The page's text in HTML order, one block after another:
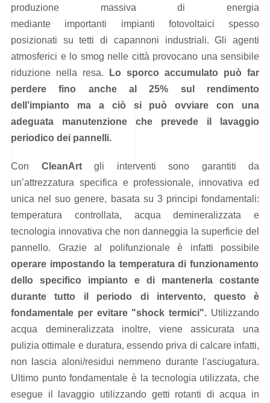
produzione massiva di energia
mediante importanti impianti fotovoltaici spesso
posizionati su tetti di capannoni industriali. Gli agenti
atmosferici e lo smog nelle città provocano una sensibile
riduzione nella resa.
Lo sporco accumulato può far
perdere fino anche al 25% sul rendimento
dell’impianto ma a ciò si può ovviare con una
adeguata manutenzione che prevede il lavaggio
periodico dei pannelli.
Con CleanArtgli interventi sono garantiti da
un’attrezzatura specifica e professionale, innovativa ed
unica nel suo genere, basata su 3 principi fondamentali:
temperatura controllata, acqua demineralizzata e
tecnologia innovativa che non danneggia la superficie del
pannello. Grazie al polifunzionale è infatti possibile
operare impostando la temperatura di funzionamento
dello specifico impianto e di mantenerla costante
durante tutto il periodo di intervento, questo è
fondamentale per evitare "shock termici". Utilizzando
acqua demineralizzata inoltre, viene assicurata una
pulizia ottimale e duratura, essendo priva di calcare infatti,
non lascia aloni/residui nemmeno durante l'asciugatura.
Ultimo punto fondamentale è la tecnologia utilizzata, che
esegue il lavaggio utilizzando getti rotanti di acqua in